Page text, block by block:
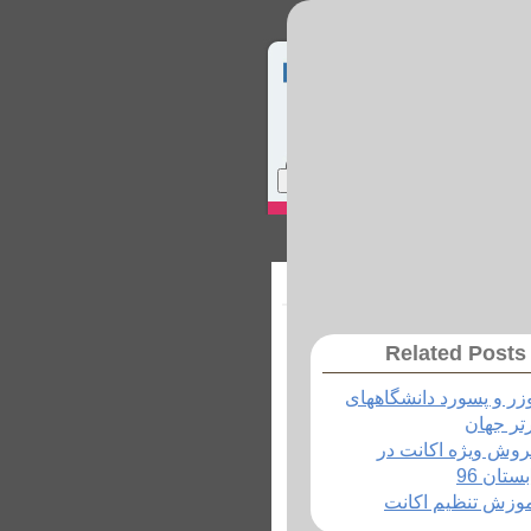
Related Posts
و پسورد دانشگاههای
جهان
ویژه اکانت در
96
تنظیم اکانت